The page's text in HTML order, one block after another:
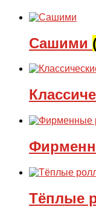
Сашими
Тёплые